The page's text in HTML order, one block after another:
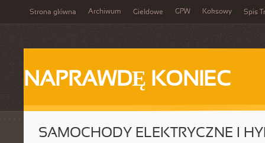
Strona główna Archiwum Giełdowe GPW Koksowy Spis
NAPRAWDĘ KONIEC
SAMOCHODY ELEKTRYCZNE I